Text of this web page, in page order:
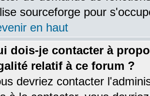
sourceforge pour
en haut
dois-je contacter à
relatif à ce forum ?
devriez contacter